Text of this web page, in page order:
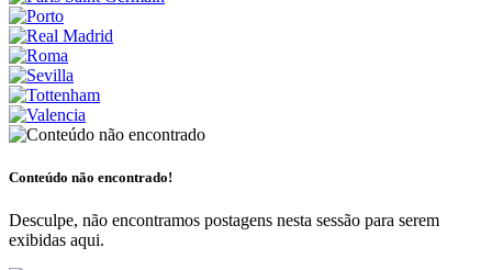
Conteúdo não encontrado!
Desculpe, não encontramos postagens nesta sessão para serem
exibidas aqui.